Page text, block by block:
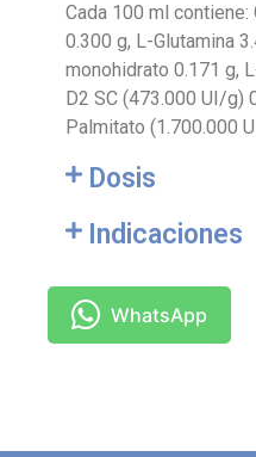
Cada 100 ml contiene:
0.300 g, L-Glutamina
monohidrato 0.171 g,
D2 SC (473.000 UI/g)
Palmitato (1.700.000
Dosis
Indicaciones
WhatsApp